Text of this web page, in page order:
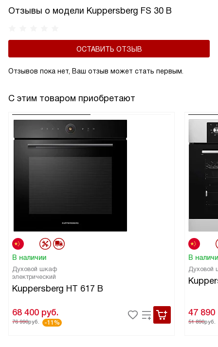
Отзывы о модели Kuppersberg FS 30 B
ОСТАВИТЬ ОТЗЫВ
Отзывов пока нет, Ваш отзыв может стать первым.
С этим товаром приобретают
В наличии
Духовой шкаф
электрический
Kuppersberg HT 617 B
68 400 руб.
76 990руб. -11%
В
Духовой
47 890
51 890руб.